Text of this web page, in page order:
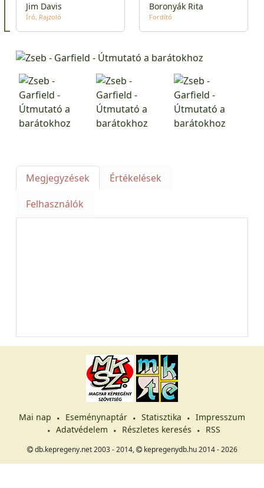
Jim Davis
Író Rajzoló
Boronyák Rita
Fordító
Megjegyzések
Értékelések
Felhasználók
Mai nap Eseménynaptár Statisztika
Impresszum
Adatvédelem
Részletes keresés RSS
db.kepregeny.net 2003 - 2014, kepregenydb.hu 2014 - 2026